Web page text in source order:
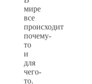
мире
все
происходит
почему-
то
и
для
чего-
то.